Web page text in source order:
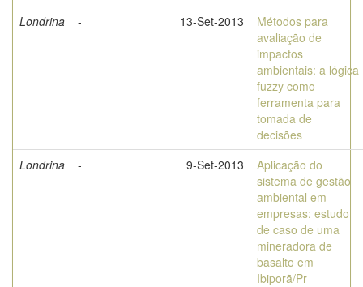
Londrina
- 13-Set-2013
Métodos para
avaliação de
impactos
ambientais: a lógica
fuzzy como
ferramenta para
tomada de
decisões
Londrina
- 9-Set-2013
Aplicação do
sistema de gestão
ambiental em
empresas: estudo
de caso de uma
mineradora de
basalto em
Ibiporã/Pr